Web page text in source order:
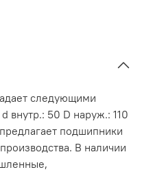
следующими
внутр.: 50 D наруж.: 110
подшипники
В наличии